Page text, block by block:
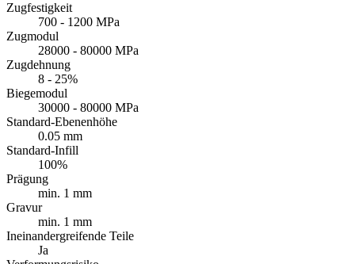
Zugfestigkeit
700 - 1200 MPa
Zugmodul
28000 - 80000 MPa
Zugdehnung
8 - 25%
Biegemodul
30000 - 80000 MPa
Standard-Ebenenhöhe
0.05 mm
Standard-Infill
100%
Prägung
min. 1 mm
Gravur
min. 1 mm
Ineinandergreifende Teile
Ja